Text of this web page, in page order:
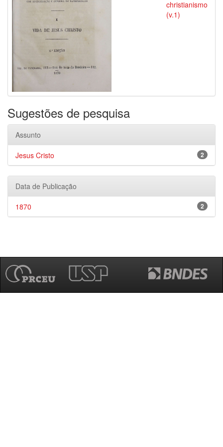
christianismo
(v.1)
Sugestões de pesquisa
Assunto
2
Jesus Cristo
Data de Publicação
2
1870